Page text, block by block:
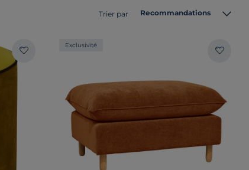
Trier par Recommandations
Exclusivité